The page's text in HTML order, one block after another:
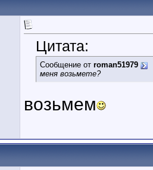
Цитата:
Сообщение от roman51979
меня возьмете?
возьмем